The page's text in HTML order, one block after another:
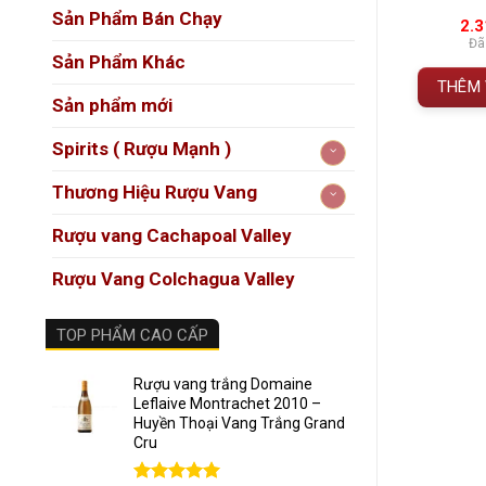
Sản Phẩm Bán Chạy
Sản Phẩm Khác
Sản phẩm mới
Spirits ( Rượu Mạnh )
Thương Hiệu Rượu Vang
Rượu vang Cachapoal Valley
Rượu Vang Colchagua Valley
TOP PHẨM CAO CẤP
Rượu vang trắng Domaine
Leflaive Montrachet 2010 –
Huyền Thoại Vang Trắng Grand
Cru
1.
Trong
thống
Đã
THÊM
Đã bao gồm VAT
HÀNG
đánh giá
16.500.000